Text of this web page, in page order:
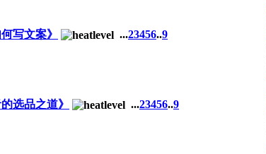
写文案》 ...23456..9
选品之道》 ...23456..9